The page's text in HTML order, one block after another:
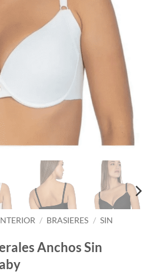
/ BRASIERES / SIN
Anchos Sin